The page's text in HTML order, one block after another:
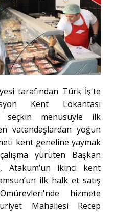
tarafından Türk İş'te
Kent Lokantası
seçkin menüsüyle ilk
vatandaşlardan yoğun
kent geneline yaymak
yürüten Başkan
Atakum’un ikinci kent
ilk halk et satış
hizmete
Mahallesi Recep